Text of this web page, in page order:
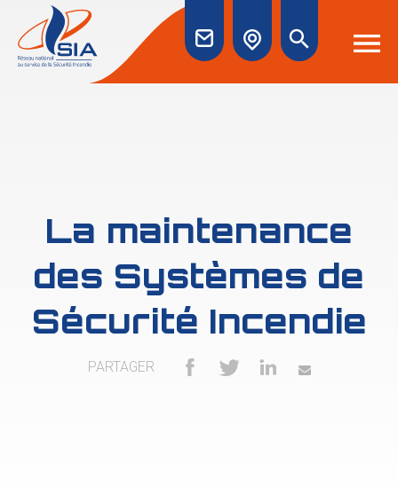
La maintenance
des Systèmes de
Sécurité Incendie
PARTAGER